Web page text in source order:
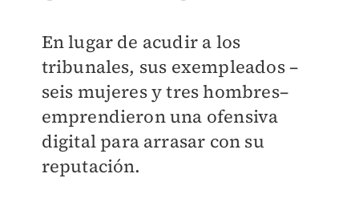
En lugar de acudir a los
tribunales, sus exempleados –
seis mujeres y tres hombres–
emprendieron una ofensiva
digital para arrasar con su
reputación.